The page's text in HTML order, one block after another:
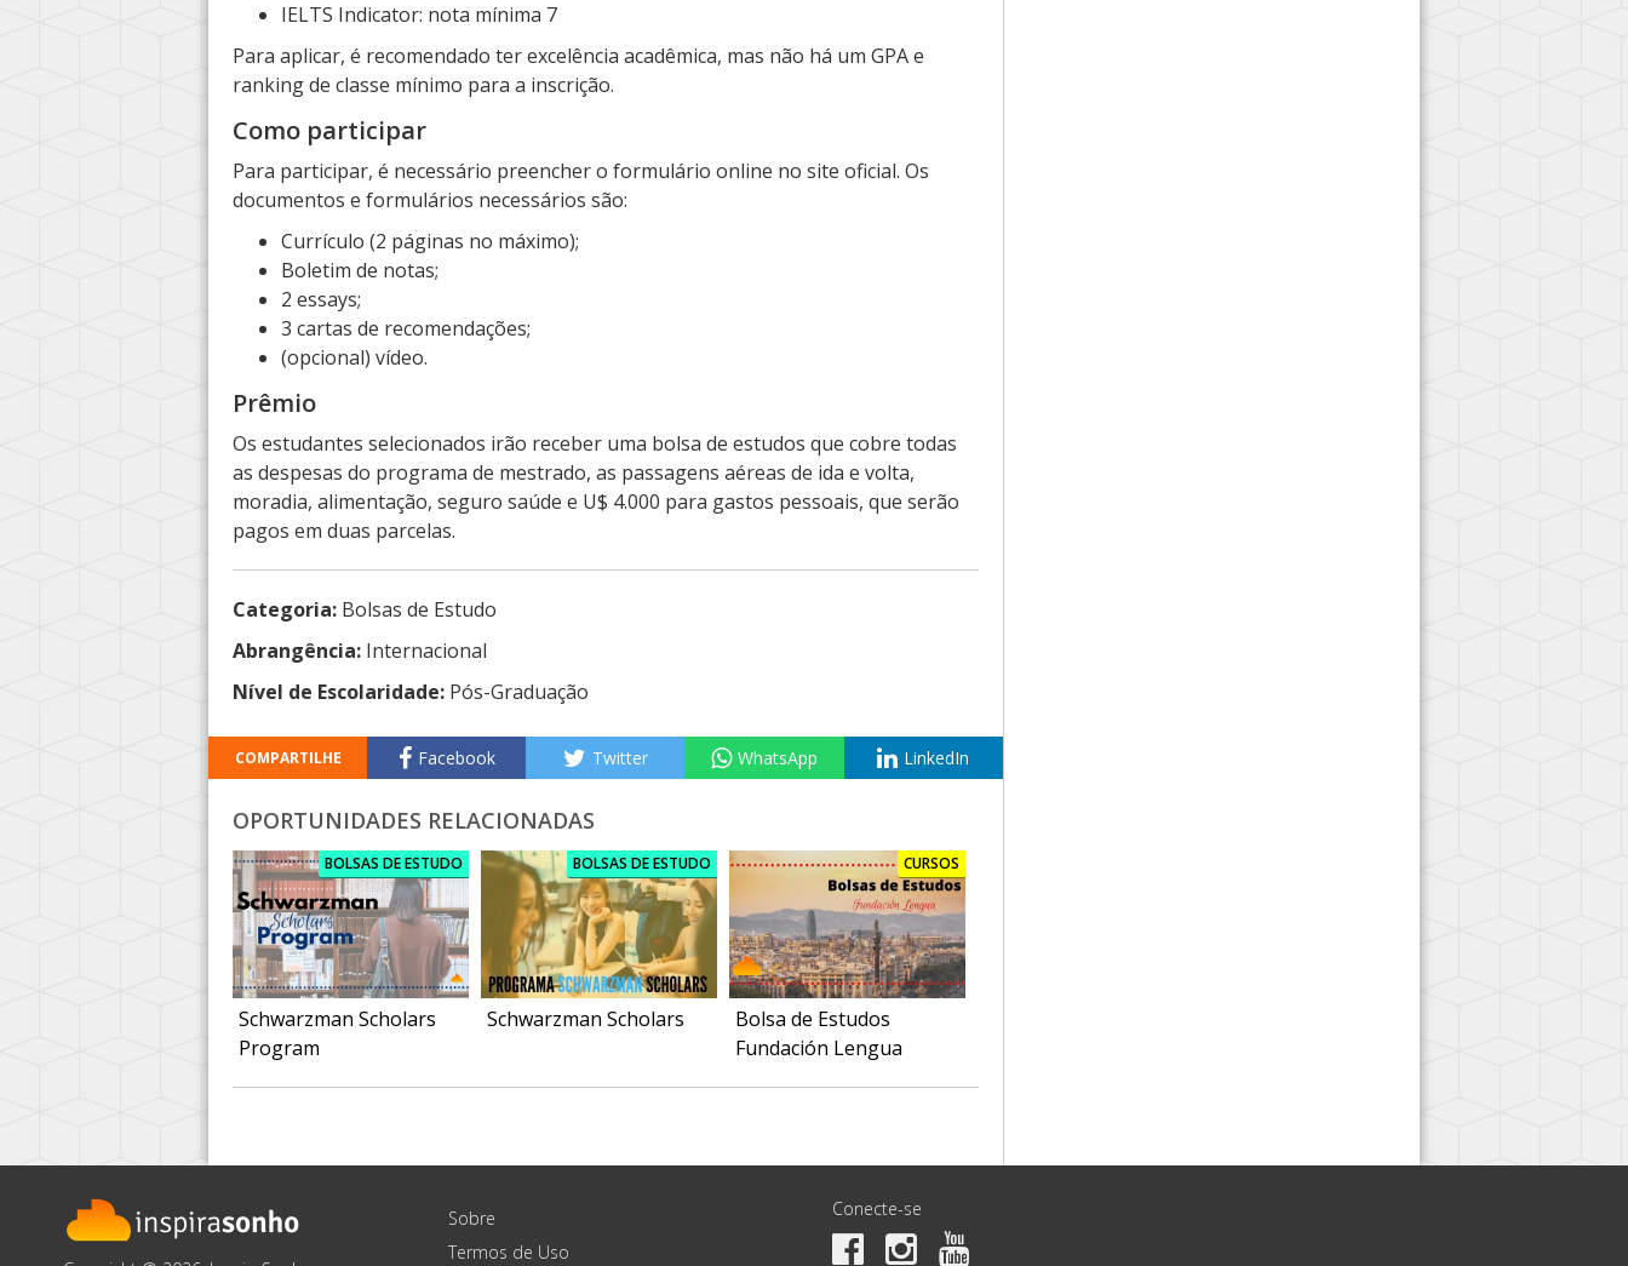
IELTS Indicator: nota mínima 7
Para aplicar, é recomendado ter excelência acadêmica, mas não há um GPA e
ranking de classe mínimo para a inscrição.
Como participar
Para participar, é necessário preencher o formulário online no site oficial. Os
documentos e formulários necessários são:
Currículo (2 páginas no máximo);
Boletim de notas;
2 essays;
3 cartas de recomendações;
(opcional) vídeo.
Prêmio
Os estudantes selecionados irão receber uma bolsa de estudos que cobre todas
as despesas do programa de mestrado, as passagens aéreas de ida e volta,
moradia, alimentação, seguro saúde e U$ 4.000 para gastos pessoais, que serão
pagos em duas parcelas.
Categoria: Bolsas de Estudo
Abrangência: Internacional
Nível de Escolaridade: Pós-Graduação
COMPARTILHE Facebook Twitter WhatsApp LinkedIn
OPORTUNIDADES RELACIONADAS
BOLSAS DE ESTUDO
Schwarzman Scholars
Program
BOLSAS DE ESTUDO
Schwarzman Scholars
CURSOS
Bolsa de Estudos
Fundación Lengua
Sobre
Termos de Uso
Conecte-se